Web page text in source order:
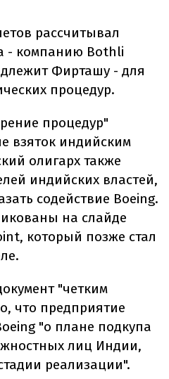
рассчитывал
- компанию Bothli
Фирташу - для
процедур.
процедур"
взяток индийским
олигарх также
индийских властей,
содействие Boeing.
на слайде
который позже стал
"четким
что предприятие
"о плане подкупа
лиц Индии,
реализации".